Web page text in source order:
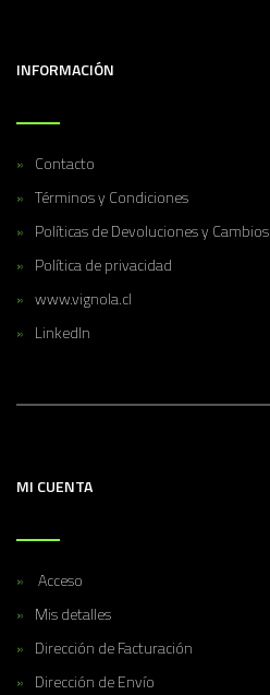
INFORMACIÓN
Contacto
Términos y Condiciones
Políticas de Devoluciones y Cambios
Política de privacidad
www.vignola.cl
LinkedIn
MI CUENTA
Acceso
Mis detalles
Dirección de Facturación
Dirección de Envío